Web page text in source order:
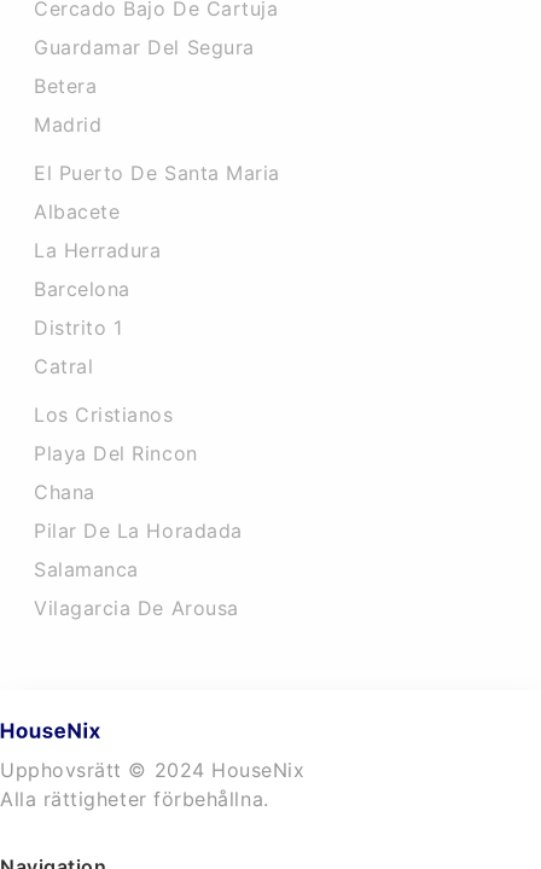
Cercado Bajo De Cartuja
Guardamar Del Segura
Betera
Madrid
El Puerto De Santa Maria
Albacete
La Herradura
Barcelona
Distrito 1
Catral
Los Cristianos
Playa Del Rincon
Chana
Pilar De La Horadada
Salamanca
Vilagarcia De Arousa
Upphovsrätt © 2024 HouseNix
Alla rättigheter förbehållna.